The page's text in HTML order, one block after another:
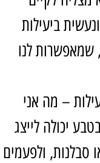
ביעילות
שמאפשרות לנו
– מה אני
יכולה לייצג
ולפעמים